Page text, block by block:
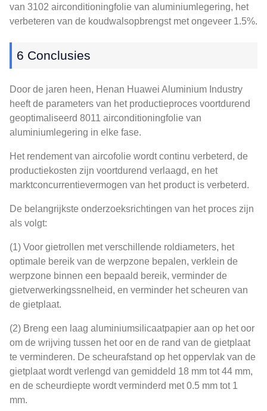
van 3102 airconditioningfolie van aluminiumlegering, het
verbeteren van de koudwalsopbrengst met ongeveer 1.5%.
6 Conclusies
Door de jaren heen, Henan Huawei Aluminium Industry
heeft de parameters van het productieproces voortdurend
geoptimaliseerd 8011 airconditioningfolie van
aluminiumlegering in elke fase.
Het rendement van aircofolie wordt continu verbeterd, de
productiekosten zijn voortdurend verlaagd, en het
marktconcurrentievermogen van het product is verbeterd.
De belangrijkste onderzoeksrichtingen van het proces zijn
als volgt:
(1) Voor gietrollen met verschillende roldiameters, het
optimale bereik van de werpzone bepalen, verklein de
werpzone binnen een bepaald bereik, verminder de
gietverwerkingssnelheid, en verminder het scheuren van
de gietplaat.
(2) Breng een laag aluminiumsilicaatpapier aan op het oor
om de wrijving tussen het oor en de rand van de gietplaat
te verminderen. De scheurafstand op het oppervlak van de
gietplaat wordt verlengd van gemiddeld 18 mm tot 44 mm,
en de scheurdiepte wordt verminderd met 0.5 mm tot 1
mm.